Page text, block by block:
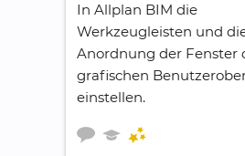
In Allplan BIM die
Werkzeugleisten und
Anordnung der Fenster
grafischen
einstellen.